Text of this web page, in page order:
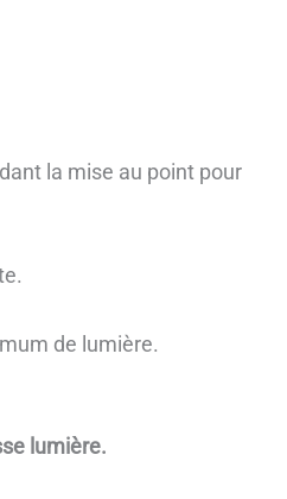
la mise au point pour
de lumière.
lumière.